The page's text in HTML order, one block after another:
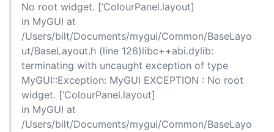
No root widget. [‘ColourPanel.layout]
in MyGUI at
/Users/bilt/Documents/mygui/Common/BaseLayo
ut/BaseLayout.h (line 126)libc++abi.dylib:
terminating with uncaught exception of type
MyGUI::Exception: MyGUI EXCEPTION : No root
widget. [‘ColourPanel.layout]
in MyGUI at
/Users/bilt/Documents/mygui/Common/BaseLayo